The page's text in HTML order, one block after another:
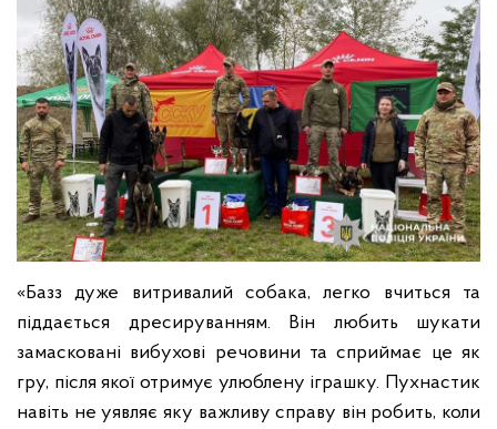
«Базз дуже витривалий собака, легко вчиться та
піддається дресируванням. Він любить шукати
замасковані вибухові речовини та сприймає це як
гру, після якої отримує улюблену іграшку. Пухнастик
навіть не уявляє яку важливу справу він робить, коли